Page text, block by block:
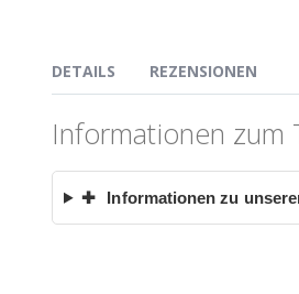
DETAILS
Informationen zum
✚ Informationen zu
REZENSIONEN